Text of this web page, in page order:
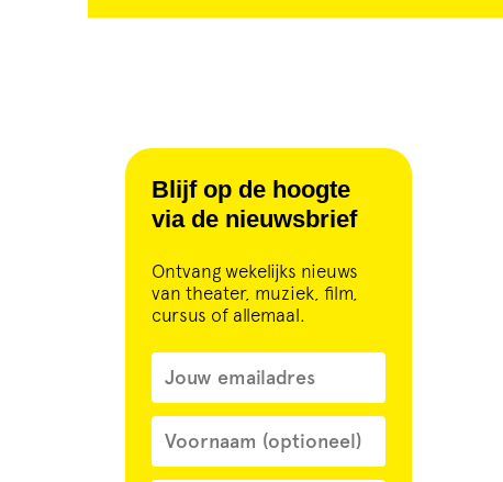
Blijf op de hoogte
via de nieuwsbrief
Ontvang wekelijks nieuws
van theater, muziek, film,
cursus of allemaal.